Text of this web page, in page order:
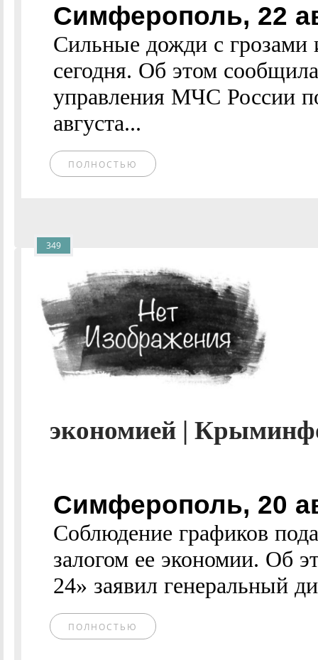
Симферополь, 22
Сильные дожди с
сегодня. Об этом
управления МЧС России
августа...
ПОЛНОСТЬЮ
экономией |
Симферополь, 20
Соблюдение графиков
залогом ее экономии. Об
24» заявил генеральный
ПОЛНОСТЬЮ
349